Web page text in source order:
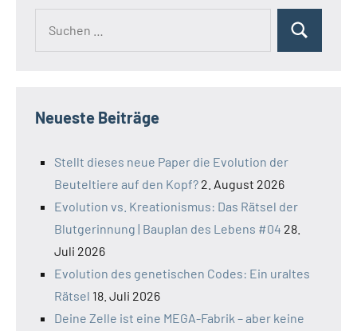
Suchen
Neueste Beiträge
Stellt dieses neue Paper die Evolution der
Beuteltiere auf den Kopf? 2. August 2026
Evolution vs. Kreationismus: Das Rätsel der
Blutgerinnung | Bauplan des Lebens #04 28.
Juli 2026
Evolution des genetischen Codes: Ein uraltes
Rätsel 18. Juli 2026
Deine Zelle ist eine MEGA-Fabrik – aber keine